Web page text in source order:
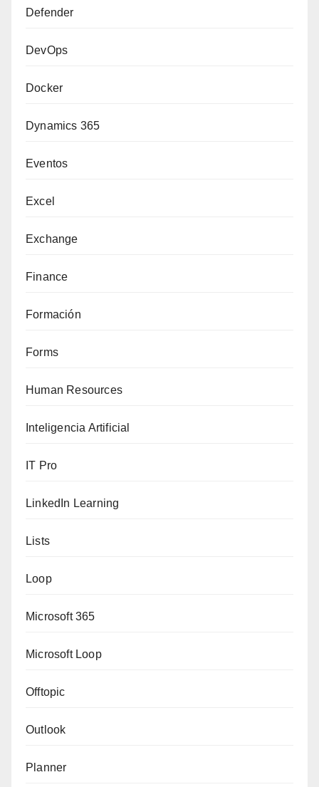
Defender
DevOps
Docker
Dynamics 365
Eventos
Excel
Exchange
Finance
Formación
Forms
Human Resources
Inteligencia Artificial
IT Pro
LinkedIn Learning
Lists
Loop
Microsoft 365
Microsoft Loop
Offtopic
Outlook
Planner